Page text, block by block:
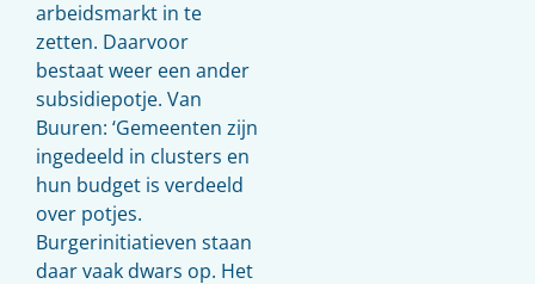
arbeidsmarkt in te
zetten. Daarvoor
bestaat weer een ander
subsidiepotje. Van
Buuren: ‘Gemeenten zijn
ingedeeld in clusters en
hun budget is verdeeld
over potjes.
Burgerinitiatieven staan
daar vaak dwars op. Het